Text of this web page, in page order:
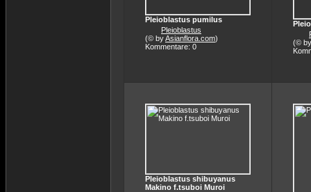
Pleioblastus pumilus
Pleioblastus
(© byAsianflora.com)
Kommentare: 0
(©
Pleioblastus shibuyanus
Makino f.tsuboi Muroi